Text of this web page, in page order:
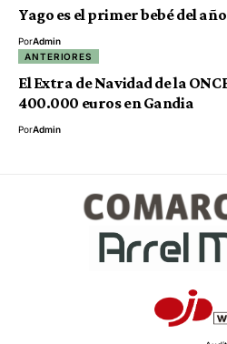
Yago es el primer bebé del
PorAdmin
ANTERIORES
El Extra de Navidad de la
400.000 euros en Gandia
PorAdmin